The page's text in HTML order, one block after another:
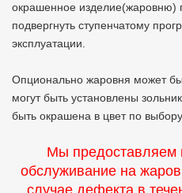
окрашенное изделие(жаровню)
подвергнуть ступенчатому
эксплуатации.
Опционально жаровня может
могут быть установлены
быть окрашена в цвет по выбору
Мы предоставляем
обслуживание на